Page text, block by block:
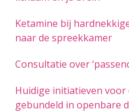
Ketamine bij
naar de spreekkamer
Consultatie over
Huidige initiatieven voor
gebundeld in openbare